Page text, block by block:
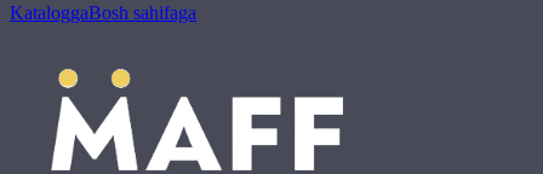
KataloggaBosh sahifaga